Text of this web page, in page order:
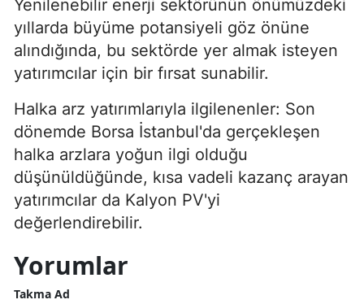
Yenilenebilir enerji sektörünün önümüzdeki
yıllarda büyüme potansiyeli göz önüne
alındığında, bu sektörde yer almak isteyen
yatırımcılar için bir fırsat sunabilir.
Halka arz yatırımlarıyla ilgilenenler: Son
dönemde Borsa İstanbul'da gerçekleşen
halka arzlara yoğun ilgi olduğu
düşünüldüğünde, kısa vadeli kazanç arayan
yatırımcılar da Kalyon PV'yi
değerlendirebilir.
Yorumlar
Takma Ad